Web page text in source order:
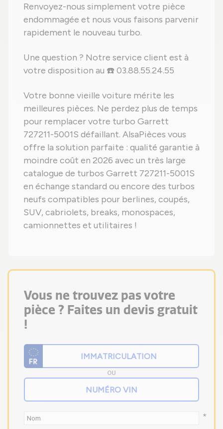
Renvoyez-nous simplement votre pièce
endommagée et nous vous faisons parvenir
rapidement le nouveau turbo.
Une question ? Notre service client est à
votre disposition au ☎️ 03.88.55.24.55
Votre bonne vieille voiture mérite les
meilleures pièces. Ne perdez plus de temps
pour remplacer votre turbo Garrett
727211-5001S défaillant. AlsaPièces vous
offre la solution parfaite : qualité garantie à
moindre coût en 2026 avec un très large
catalogue de turbos Garrett 727211-5001S
en échange standard ou encore des turbos
neufs compatibles pour berlines, coupés,
SUV, cabriolets, breaks, monospaces,
camionnettes et utilitaires !
Vous ne trouvez pas votre
pièce ? Faites un devis gratuit
!
OU
*